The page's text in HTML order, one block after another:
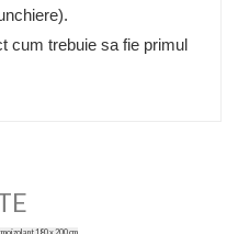
cum trebuie sa fie primul